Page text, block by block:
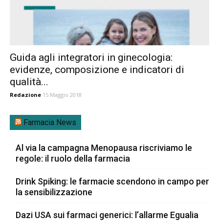
Guida agli integratori in ginecologia:
evidenze, composizione e indicatori di
qualità...
Redazione 15 Maggio 2018
Farmacia News
Al via la campagna Menopausa riscriviamo le
regole: il ruolo della farmacia
Drink Spiking: le farmacie scendono in campo per
la sensibilizzazione
Dazi USA sui farmaci generici: l’allarme Egualia